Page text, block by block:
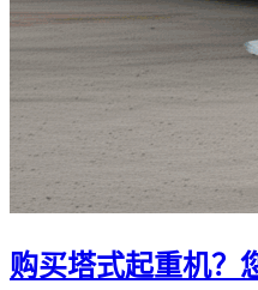
购买塔式起重机？